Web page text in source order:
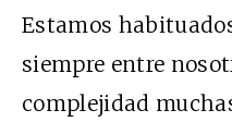
Estamos
siempre entre
complejidad